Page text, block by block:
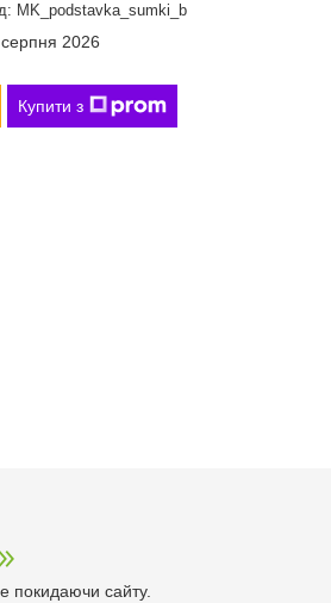
MK_podstavka_sumki_b
серпня 2026
Купити з
покидаючи сайту.